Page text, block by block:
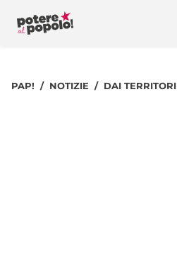
PAP! NOTIZIE DAI TERRITORI